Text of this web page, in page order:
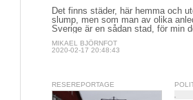
Det finns städer, här hemma och
slump, men som man av olika
Sverige är en sådan stad, för min
MIKAEL BJÖRNFOT
2020-02-17 20:48:43
RESEREPORTAGE